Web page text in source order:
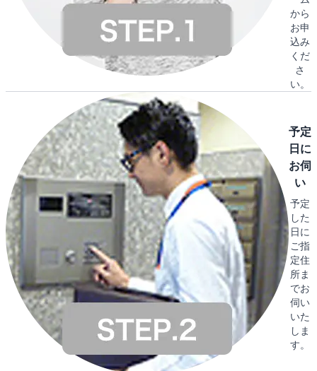
から
お申
込み
くだ
さ
い。
予定
日に
お伺
い
予定
した
日に
ご指
定住
所ま
でお
伺い
いた
しま
す。